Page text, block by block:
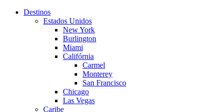
Destinos
Estados Unidos
New York
Burlington
Miami
Califórnia
Carmel
Monterey
San Francisco
Chicago
Las Vegas
Caribe